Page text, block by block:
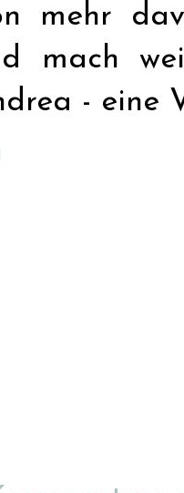
mehr
mach
- eine